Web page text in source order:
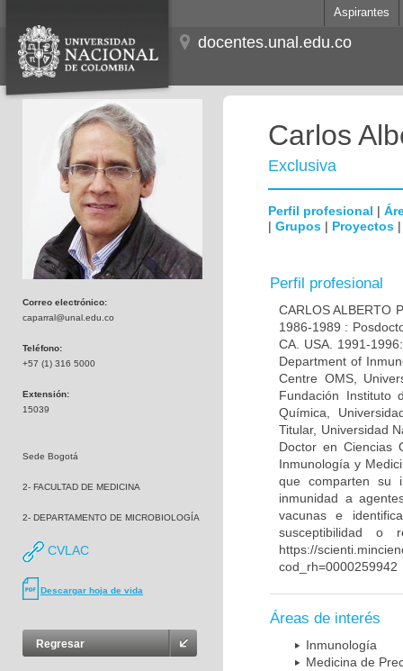
Aspirantes
docentes.unal.edu.co
Correo electrónico:
caparral@unal.edu.co
Teléfono:
+57 (1) 316 5000
Extensión:
15039
Sede Bogotá
2- FACULTAD DE MEDICINA
2- DEPARTAMENTO DE MICROBIOLOGÍA
CVLAC
Descargar hoja de vida
Regresar
Carlos
Exclusiva
Perfil profesional |
| Grupos | Proyectos
Perfil profesional
CARLOS ALBERTO
1986-1989 :
CA. USA. 1991-
Department of
Centre OMS,
Fundación Instituto
Química,
Titular, Universidad
Doctor en Ciencias
Inmunología y
que comparten su
inmunidad a
vacunas e
susceptibilidad o
https://
cod_rh=0000259942
Áreas de interés
Inmunología
Medicina de